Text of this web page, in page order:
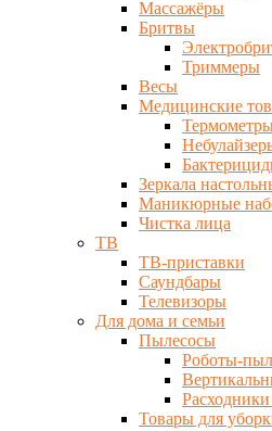
Массажёры
Бритвы
Триммеры
Весы
Медицинские
Зеркала
Маникюрные
Чистка лица
ТВ
ТВ-приставки
Саундбары
Телевизоры
Для дома и семьи
Пылесосы
Роботы-
Товары для